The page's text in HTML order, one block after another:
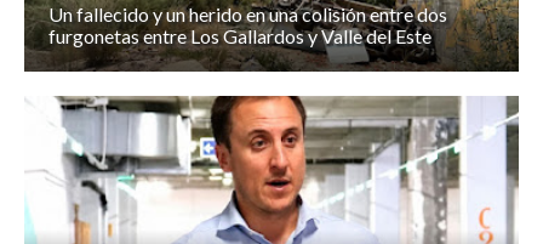
Un fallecido y un herido en una colisión entre dos
furgonetas entre Los Gallardos y Valle del Este